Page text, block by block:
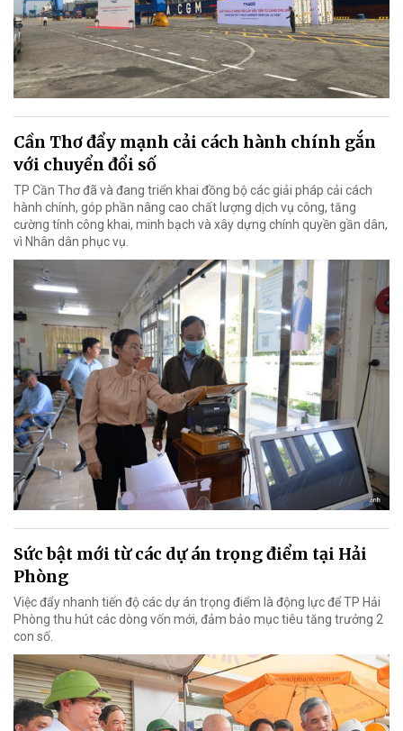
Cần Thơ đẩy mạnh cải cách hành chính gắn
với chuyển đổi số
TP Cần Thơ đã và đang triển khai đồng bộ các giải pháp cải cách
hành chính, góp phần nâng cao chất lượng dịch vụ công, tăng
cường tính công khai, minh bạch và xây dựng chính quyền gần dân,
vì Nhân dân phục vụ.
Sức bật mới từ các dự án trọng điểm tại Hải
Phòng
Việc đẩy nhanh tiến độ các dự án trọng điểm là động lực để TP Hải
Phòng thu hút các dòng vốn mới, đảm bảo mục tiêu tăng trưởng 2
con số.